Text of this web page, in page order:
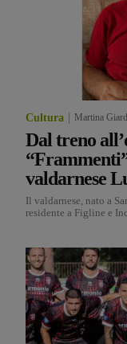
Cultura Martina
Dal treno
valdarnese
Il valdarnese, nato a
residente a Figline e